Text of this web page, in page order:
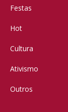
Festas
Hot
Cultura
Ativismo
Outros